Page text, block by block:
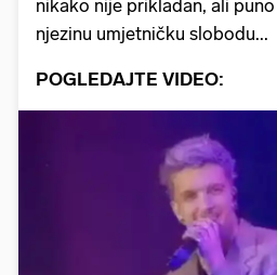
nikako nije prikladan, ali
njezinu umjetničku slobodu...
POGLEDAJTE VIDEO:
Pokretanje